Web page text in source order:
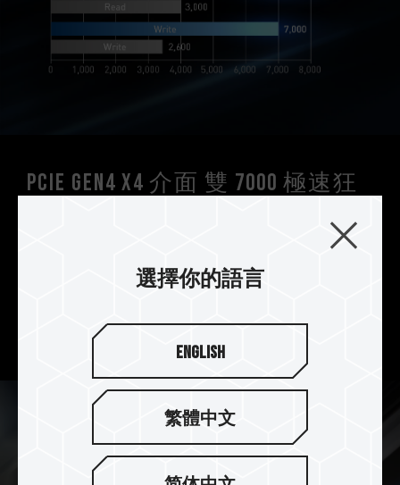
PCIe Gen4 x4 介面 雙 7000 極速狂
T-FORCE CARDEA A440 Pro Special Series M.2
PCIe 4.0 SSD 採用最新 PCIe Gen4 x4 介面，提供
了令人驚嘆的 7400/7000 MB/s 的連續讀取/寫入
選擇你的語言
English
繁體中文